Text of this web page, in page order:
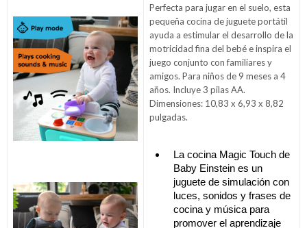
Perfecta para jugar en el suelo, esta
pequeña cocina de juguete portátil
ayuda a estimular el desarrollo de la
motricidad fina del bebé e inspira el
juego conjunto con familiares y
amigos. Para niños de 9 meses a 4
años. Incluye 3 pilas AA.
Dimensiones: 10,83 x 6,93 x 8,82
pulgadas.
La cocina Magic Touch de
Baby Einstein es un
juguete de simulación con
luces, sonidos y frases de
cocina y música para
promover el aprendizaje